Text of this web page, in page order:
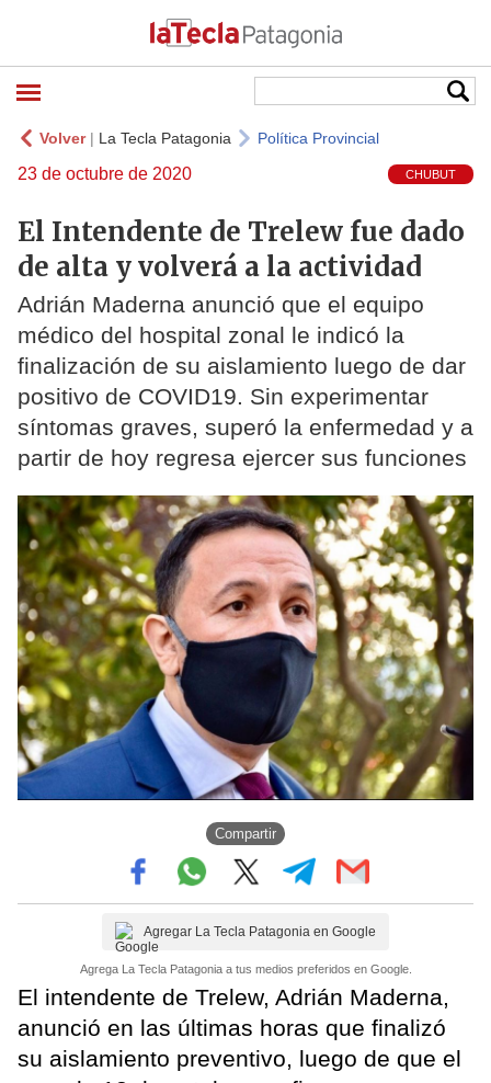
Volver| La Tecla Patagonia Política Provincial
23 de octubre de 2020 CHUBUT
El Intendente de Trelew fue dado
de alta y volverá a la actividad
Adrián Maderna anunció que el equipo
médico del hospital zonal le indicó la
finalización de su aislamiento luego de dar
positivo de COVID19. Sin experimentar
síntomas graves, superó la enfermedad y a
partir de hoy regresa ejercer sus funciones
Compartir
Agregar La Tecla Patagonia en Google
Agrega La Tecla Patagonia a tus medios preferidos en Google.
El intendente de Trelew, Adrián Maderna,
anunció en las últimas horas que finalizó
su aislamiento preventivo, luego de que el